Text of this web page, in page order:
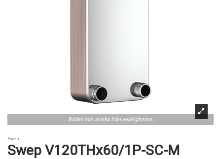
Bilden kan avvika från verkligheten.
Swep
Swep V120THx60/1P-SC-M